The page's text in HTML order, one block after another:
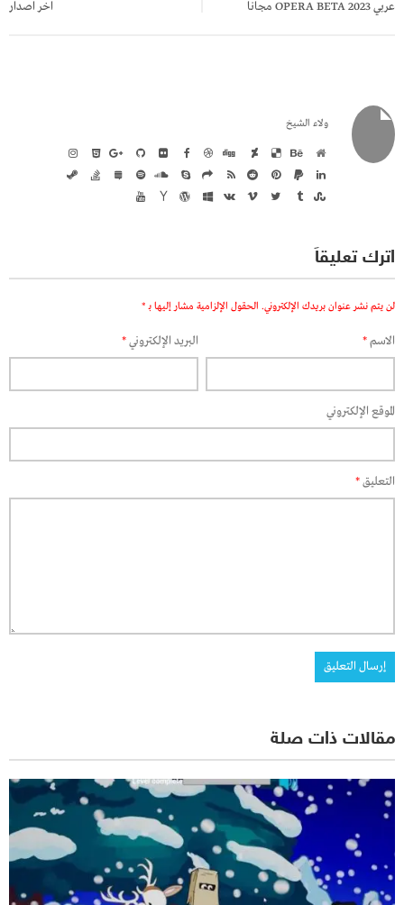
عربي 2023 OPERA BETA مجانا
اخر اصدار
ولاء الشيخ
اترك تعليقاً
لن يتم نشر عنوان بريدك الإلكتروني. الحقول الإلزامية مشار إليها بـ *
الاسم* البريد الإلكتروني*
الموقع الإلكتروني
التعليق*
مقالات ذات صلة